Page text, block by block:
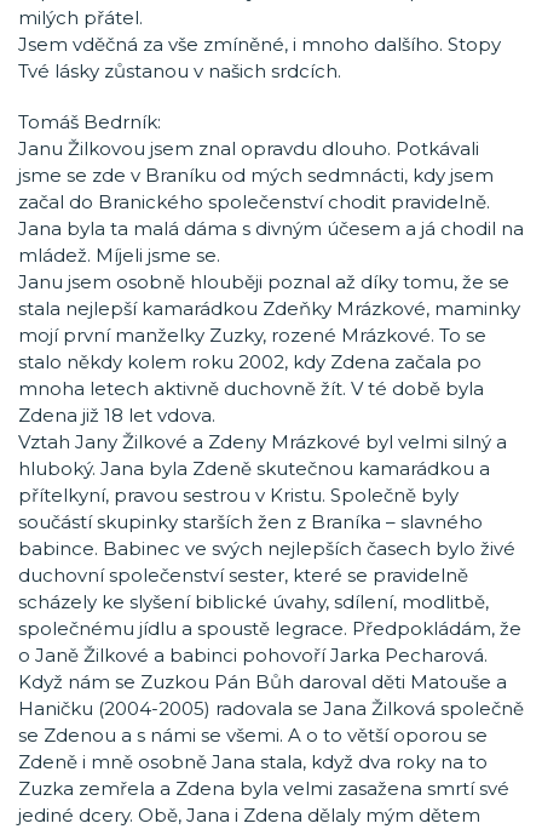
milých přátel.
Jsem vděčná za vše zmíněné, i mnoho dalšího. Stopy
Tvé lásky zůstanou v našich srdcích.
Tomáš Bedrník:
Janu Žilkovou jsem znal opravdu dlouho. Potkávali
jsme se zde v Braníku od mých sedmnácti, kdy jsem
začal do Branického společenství chodit pravidelně.
Jana byla ta malá dáma s divným účesem a já chodil na
mládež. Míjeli jsme se.
Janu jsem osobně hlouběji poznal až díky tomu, že se
stala nejlepší kamarádkou Zdeňky Mrázkové, maminky
mojí první manželky Zuzky, rozené Mrázkové. To se
stalo někdy kolem roku 2002, kdy Zdena začala po
mnoha letech aktivně duchovně žít. V té době byla
Zdena již 18 let vdova.
Vztah Jany Žilkové a Zdeny Mrázkové byl velmi silný a
hluboký. Jana byla Zdeně skutečnou kamarádkou a
přítelkyní, pravou sestrou v Kristu. Společně byly
součástí skupinky starších žen z Braníka – slavného
babince. Babinec ve svých nejlepších časech bylo živé
duchovní společenství sester, které se pravidelně
scházely ke slyšení biblické úvahy, sdílení, modlitbě,
společnému jídlu a spoustě legrace. Předpokládám, že
o Janě Žilkové a babinci pohovoří Jarka Pecharová.
Když nám se Zuzkou Pán Bůh daroval děti Matouše a
Haničku (2004-2005) radovala se Jana Žilková společně
se Zdenou a s námi se všemi. A o to větší oporou se
Zdeně i mně osobně Jana stala, když dva roky na to
Zuzka zemřela a Zdena byla velmi zasažena smrtí své
jediné dcery. Obě, Jana i Zdena dělaly mým dětem